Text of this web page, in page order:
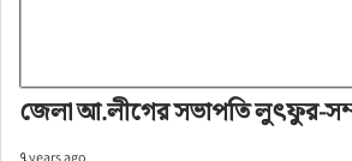
জেলা আ.লীগের সভাপতি লুৎফুর-
৭ years ago